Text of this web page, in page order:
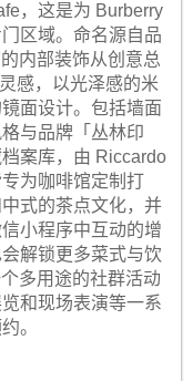
，这是为 Burberry
区域。命名源自品
内部装饰从创意总
感，以光泽感的米
面设计。包括墙面
与品牌「丛林印
案库，由 Riccardo
为咖啡馆定制打
式的茶点文化，并
小程序中互动的增
解锁更多菜式与饮
多用途的社群活动
和现场表演等一系
。